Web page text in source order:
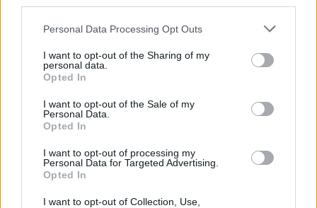
This information may also be disclosed by us to third parties
disclose it to other third parties.
Please note that this website/app uses one or more Google
services and may gather and store information including but
not limited to your visit or usage behaviour. You may click to
grant or deny consent to Google and its third-party tags to
consent section.
Personal Data Processing Opt Outs
I want to opt-out of the Sharing of my
personal data.
Opted In
I want to opt-out of the Sale of my
Personal Data.
Opted In
I want to opt-out of processing my
Personal Data for Targeted Advertising.
Opted In
I want to opt-out of Collection, Use,
FRASI